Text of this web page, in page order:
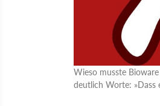
Wieso musste
deutlich Worte: »Dass